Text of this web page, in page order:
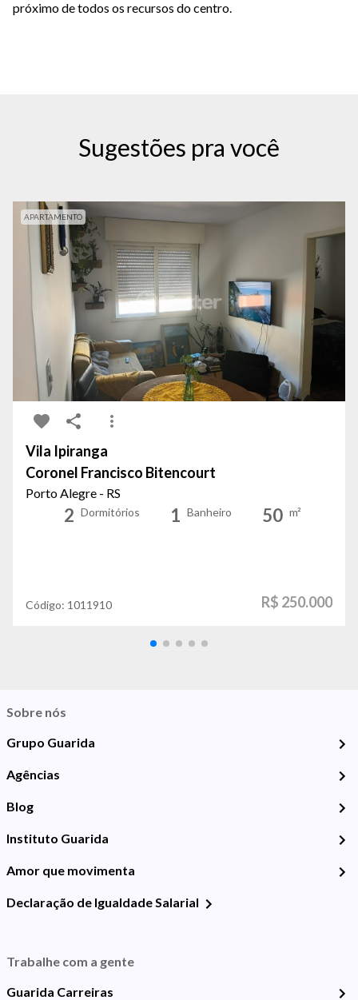
próximo de todos os recursos do centro.
Sugestões pra você
APARTAMENTO
Vila Ipiranga
Coronel Francisco Bitencourt
Porto Alegre - RS
2 Dormitórios 1 Banheiro 50 m²
Código: 1011910 R$ 250.000
Sobre nós
Grupo Guarida
Agências
Blog
Instituto Guarida
Amor que movimenta
Declaração de Igualdade Salarial
Trabalhe com a gente
Guarida Carreiras